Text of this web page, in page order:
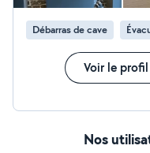
Débarras de cave
Voir le profil
Nos